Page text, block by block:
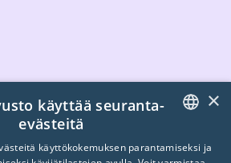
FINNISH
×
käyttää seuranta-
evästeitä
käyttökokemuksen parantamiseksi ja